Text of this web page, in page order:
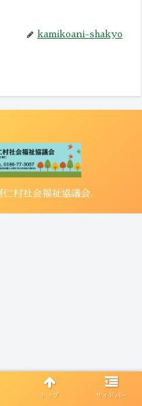
kamikoani-shakyo
村社会福祉協議会.
トップ サイドバー